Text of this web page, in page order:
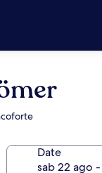
Date